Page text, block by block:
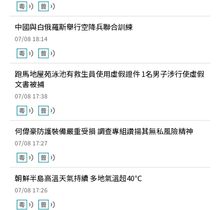
中國與白俄羅斯舉行空降兵聯合訓練
07/08 18:14
跑馬地屋苑泳池有救生員使用虛假證件 1名男子涉行使虛假
文書被捕
07/08 17:38
何偉豪防護裝備嚴重受損 調查專組讚揚其無私風險精神
07/08 17:27
朝鮮半島高溫天氣持續 多地氣溫超40℃
07/08 17:26